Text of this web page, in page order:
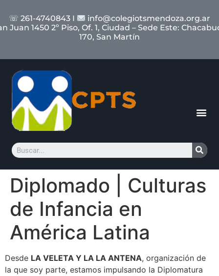
☏ 261-4740843 I
info@colegiotsmendoza.org.ar
Juan 1450 2º Piso, Of. 1, Ciudad – Sede Este:
170, San Martín
Diplomado | Culturas
de Infancia en
América Latina
Desde LA VELETA Y LA LA ANTENA, organización de
la que soy parte, estamos impulsando la Diplomatura